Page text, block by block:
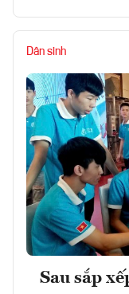
Dân sinh
Sau sắp